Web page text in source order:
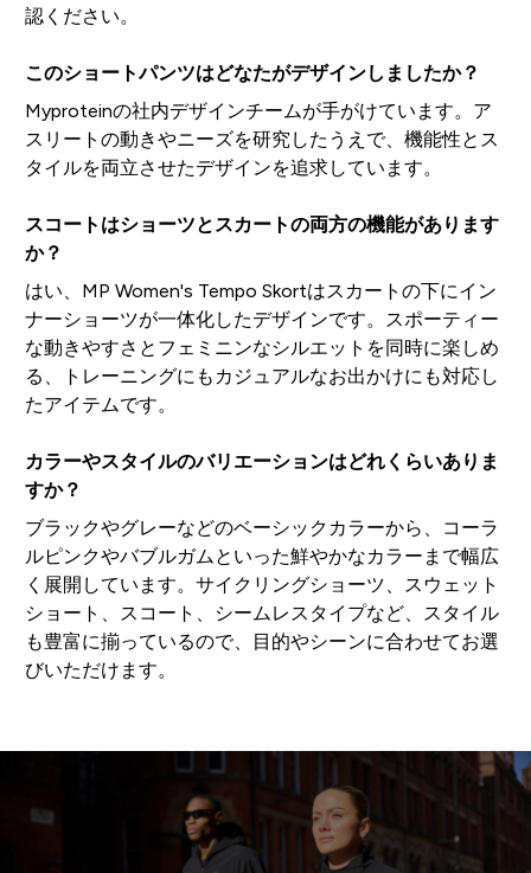
認ください。
このショートパンツはどなたがデザインしましたか？
Myproteinの社内デザインチームが手がけています。ア
スリートの動きやニーズを研究したうえで、機能性とス
タイルを両立させたデザインを追求しています。
スコートはショーツとスカートの両方の機能があります
か？
はい、MP Women's Tempo Skortはスカートの下にイン
ナーショーツが一体化したデザインです。スポーティー
な動きやすさとフェミニンなシルエットを同時に楽しめ
る、トレーニングにもカジュアルなお出かけにも対応し
たアイテムです。
カラーやスタイルのバリエーションはどれくらいありま
すか？
ブラックやグレーなどのベーシックカラーから、コーラ
ルピンクやバブルガムといった鮮やかなカラーまで幅広
く展開しています。サイクリングショーツ、スウェット
ショート、スコート、シームレスタイプなど、スタイル
も豊富に揃っているので、目的やシーンに合わせてお選
びいただけます。